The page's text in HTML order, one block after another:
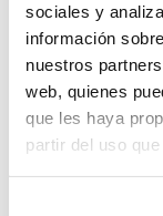
sociales y
información
nuestros
web, quienes
que les haya
partir del uso
VER VÍDEO